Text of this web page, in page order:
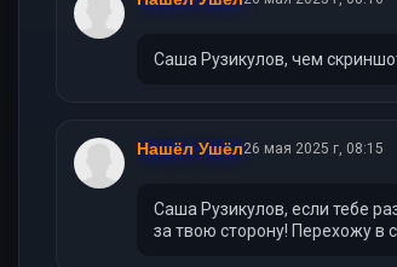
Саша Рузикулов, чем
Нашёл Ушёл26 мая 2025 г, 08:15
Саша Рузикулов, если тебе
за твою сторону! Перехожу в